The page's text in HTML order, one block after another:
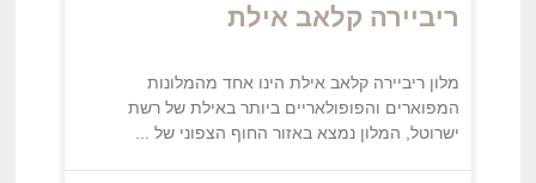
ריביירה קלאב אילת
מלון ריביירה קלאב אילת הינו אחד מהמלונות
המפוארים והפופולאריים ביותר באילת של רשת
ישרוטל, המלון נמצא באזור החוף הצפוני של ...